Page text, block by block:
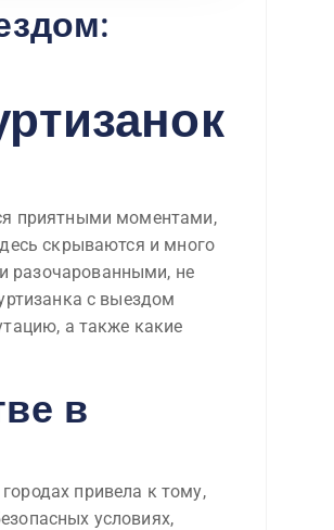
приятными моментами,
скрываются и много
разочарованными, не
с выездом
а также какие
в
привела к тому,
условиях,